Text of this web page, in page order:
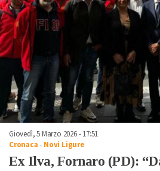
Giovedì, 5 Marzo 2026 - 17:51
Cronaca- Novi Ligure
Ex Ilva, Fornaro (PD):